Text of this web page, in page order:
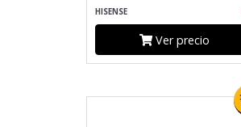
HISENSE
Ver precio